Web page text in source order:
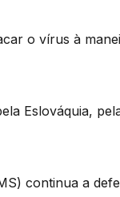
o vírus à
Eslováquia,
continua a